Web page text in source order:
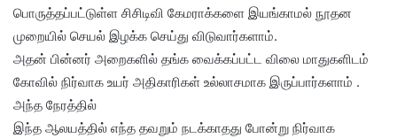
பொருத்தப்பட்டுள்ள சிசிடிவி கேமராக்களை இயங்காமல் நூதன
முறையில் செயல் இழக்க செய்து விடுவார்களாம்.
அதன் பின்னர் அறைகளில் தங்க வைக்கப்பட்ட விலை மாதுகளிடம்
கோவில் நிர்வாக உயர் அதிகாரிகள் உல்லாசமாக இருப்பார்களாம் .
அந்த நேரத்தில்
இந்த ஆலயத்தில் எந்த தவறும் நடக்காதது போன்று நிர்வாக